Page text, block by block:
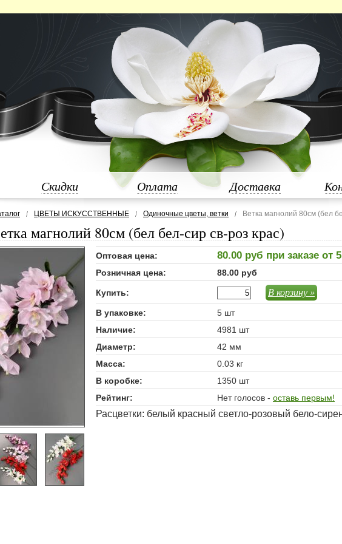
Скидки Оплата Доставка
ЦВЕТЫ ИСКУССТВЕННЫЕ Одиночные цветы, ветки Ветка магнолий 80см (бел
магнолий 80см (бел бел-сир св-роз крас)
Оптовая цена: 80.00 руб при заказе от
Розничная цена: 88.00 руб
Купить: В корзину »
В упаковке:
5 шт
Наличие:
4981 шт
Диаметр:
42 мм
Масса:
0.03 кг
В коробке:
1350 шт
Рейтинг:
Нет голосов - оставь первым!
Расцветки: белый красный светло-розовый бело-